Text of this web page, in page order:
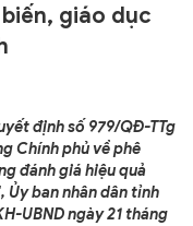
giáo dục
định số 979/QĐ-TTg
Chính phủ về phê
đánh giá hiệu quả
ban nhân dân tỉnh
UBND ngày 21 tháng